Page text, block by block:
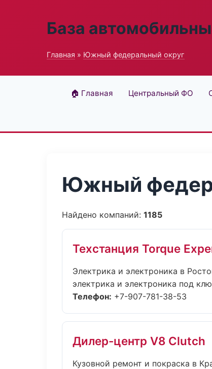
База
Главная » Южный федеральный округ
🏠 Главная Центральный ФО
Южный
Найдено компаний: 1185
Техстанция Torque
Электрика и электроника в
электрика и электроника под
Телефон: +7-907-781-38-53
Дилер-центр V8 Clutch
Кузовной ремонт и покраска в